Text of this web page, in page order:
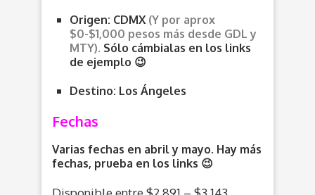
Origen: CDMX(Y por aprox
$0-$1,000 pesos más desde GDL y
MTY). Sólo cámbialas en los links
de ejemplo 😉
Destino: Los Ángeles
Fechas
Varias fechas en abril y mayo. Hay más
fechas, prueba en los links 😉